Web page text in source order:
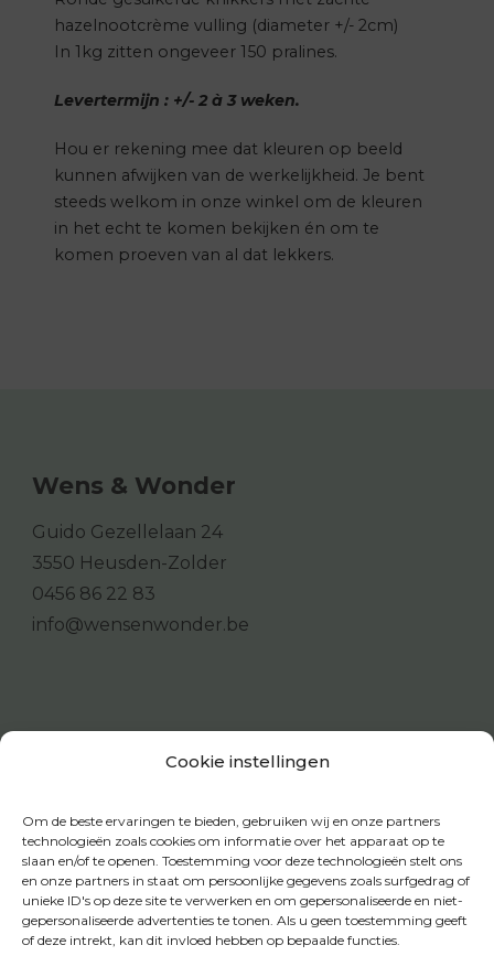
Cookie instellingen
Om de beste ervaringen te bieden, gebruiken wij en onze partners
technologieën zoals cookies om informatie over het apparaat op te
slaan en/of te openen. Toestemming voor deze technologieën stelt ons
en onze partners in staat om persoonlijke gegevens zoals surfgedrag of
unieke ID's op deze site te verwerken en om gepersonaliseerde en niet-
gepersonaliseerde advertenties te tonen. Als u geen toestemming geeft
of deze intrekt, kan dit invloed hebben op bepaalde functies.
hazelnootcrème vulling (diameter +/- 2cm)
In 1kg zitten ongeveer 150 pralines.
Levertermijn : +/- 2 à 3 weken.
Hou er rekening mee dat kleuren op beeld
kunnen afwijken van de werkelijkheid. Je bent
steeds welkom in onze winkel om de kleuren
in het echt te komen bekijken én om te
komen proeven van al dat lekkers.
Wens & Wonder
Guido Gezellelaan 24
3550 Heusden-Zolder
0456 86 22 83
info@wensenwonder.be